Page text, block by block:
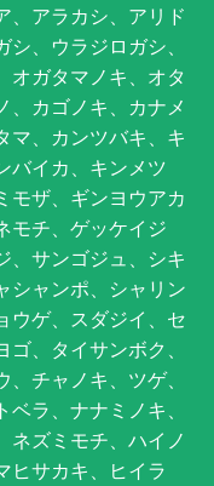
、アラカシ、アリド
、ウラジロガシ、
オガタマノキ、オタ
、カゴノキ、カナメ
マ、カンツバキ、キ
バイカ、キンメツ
モザ、ギンヨウアカ
モチ、ゲッケイジ
、サンゴジュ、シキ
シャンポ、シャリン
ウゲ、スダジイ、セ
、タイサンボク、
チャノキ、ツゲ、
ラ、ナナミノキ、
ネズミモチ、ハイノ
ヒサカキ、ヒイラ